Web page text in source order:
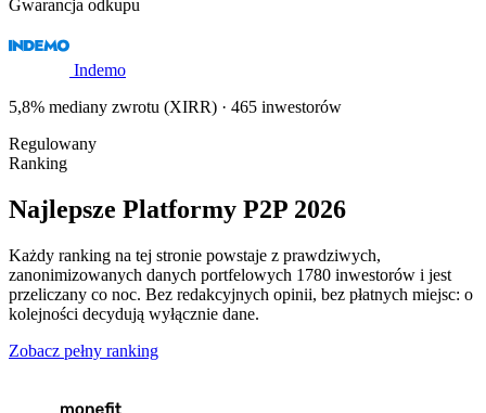
Gwarancja odkupu
Indemo
5,8% mediany zwrotu (XIRR) · 465 inwestorów
Regulowany
Ranking
Najlepsze Platformy P2P 2026
Każdy ranking na tej stronie powstaje z prawdziwych,
zanonimizowanych danych portfelowych 1780 inwestorów i jest
przeliczany co noc. Bez redakcyjnych opinii, bez płatnych miejsc: o
kolejności decydują wyłącznie dane.
Zobacz pełny ranking